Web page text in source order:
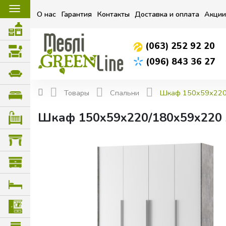
О нас Гарантия Контакты Доставка и оплата Акции
(063) 252 92 20
(096) 843 36 27
☰
Товары Спальни Шкаф
Шкаф 150x59x220/